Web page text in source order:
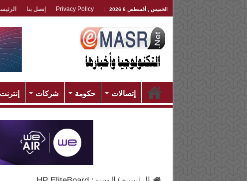
الخميس , أغسطس 6 2026 Privacy Policy إتصل بنا
إتصالات حكومة شركات إنترنت